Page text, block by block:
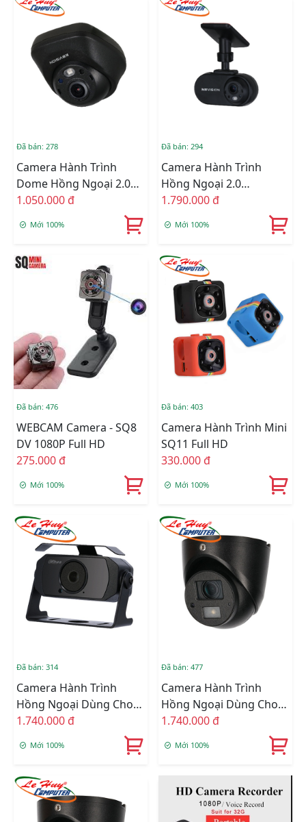
Đã bán: 278
Camera Hành Trình
Dome Hồng Ngoại 2.0
Megapixel Chuyên Dụng
Lắp Cho Ô Tô KBVISION
KX-FM2002C-SL-A
1.050.000 đ
Mới 100%
Đã bán: 294
Camera Hành Trình
Hồng Ngoại 2.0
Megapixel Lắp Cho Ô Tô
KBVISION KX-FM2001C-
DL-A
1.790.000 đ
Mới 100%
Đã bán: 476
WEBCAM Camera - SQ8
DV 1080P Full HD
275.000 đ
Mới 100%
Đã bán: 403
Camera Hành Trình Mini
SQ11 Full HD
330.000 đ
Mới 100%
Đã bán: 314
Camera Hành Trình
Hồng Ngoại Dùng Cho
Ôtô DAHUA HAC-
1.740.000 đ
Mới 100%
Đã bán: 477
Camera Hành Trình
Hồng Ngoại Dùng Cho
Ôtô DAHUA HAC-
1.740.000 đ
Mới 100%